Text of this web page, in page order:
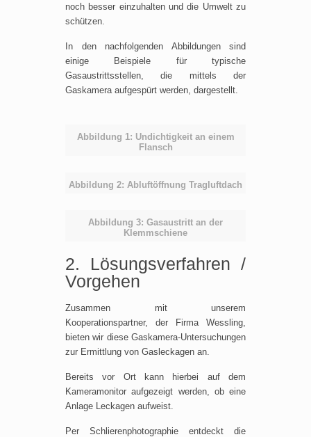
noch besser einzuhalten und die Umwelt zu
schützen.
In den nachfolgenden Abbildungen sind
einige Beispiele für typische
Gasaustrittsstellen, die mittels der
Gaskamera aufgespürt werden, dargestellt.
Abbildung 1: Undichtigkeit an einem
Flansch
Abbildung 2: Abluftöffnung Tragluftdach
Abbildung 3: Gasaustritt an der
Klemmschiene
2. Lösungsverfahren /
Vorgehen
Zusammen mit unserem
Kooperationspartner, der Firma Wessling,
bieten wir diese Gaskamera-Untersuchungen
zur Ermittlung von Gasleckagen an.
Bereits vor Ort kann hierbei auf dem
Kameramonitor aufgezeigt werden, ob eine
Anlage Leckagen aufweist.
Per Schlierenphotographie entdeckt die